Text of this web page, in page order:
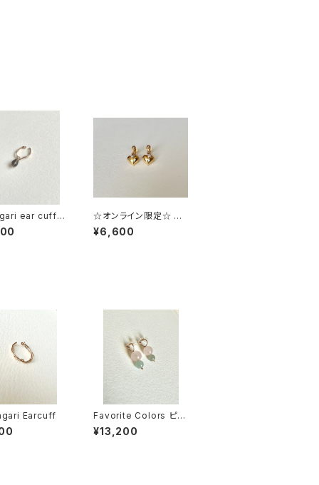
ear cuff w
スモー
ーツ
☆オンライン限定☆ Sp
read Your Love Ⅱ イ
ヤリング
¥6,600
Earcuff
Favorite Colors ピア
ス - 翡翠(pink x gra
y)
¥13,200